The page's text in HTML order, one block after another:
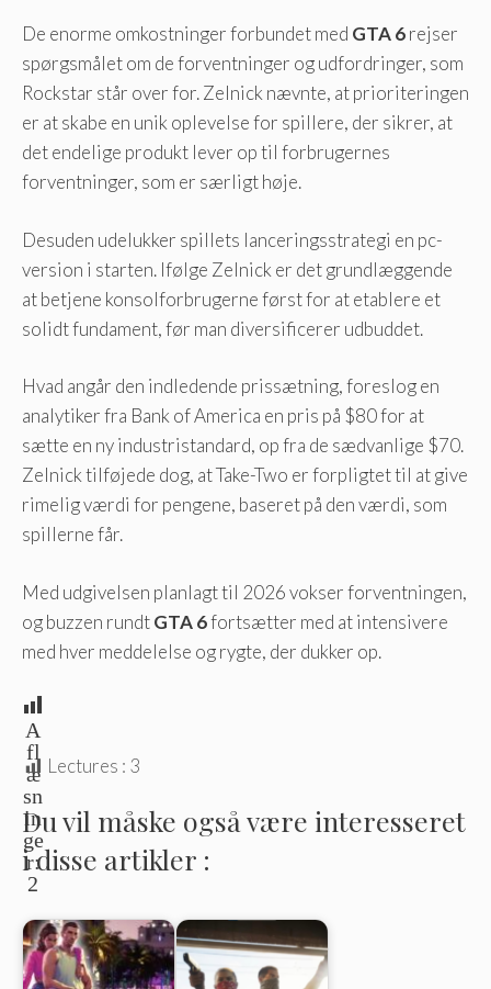
De enorme omkostninger forbundet med GTA 6rejser
spørgsmålet om de forventninger og udfordringer, som
Rockstar står over for. Zelnick nævnte, at prioriteringen
er at skabe en unik oplevelse for spillere, der sikrer, at
det endelige produkt lever op til forbrugernes
forventninger, som er særligt høje.
Desuden udelukker spillets lanceringsstrategi en pc-
version i starten. Ifølge Zelnick er det grundlæggende
at betjene konsolforbrugerne først for at etablere et
solidt fundament, før man diversificerer udbuddet.
Hvad angår den indledende prissætning, foreslog en
analytiker fra Bank of America en pris på $80 for at
sætte en ny industristandard, op fra de sædvanlige $70.
Zelnick tilføjede dog, at Take-Two er forpligtet til at give
rimelig værdi for pengene, baseret på den værdi, som
spillerne får.
Med udgivelsen planlagt til 2026 vokser forventningen,
og buzzen rundtGTA 6fortsætter med at intensivere
med hver meddelelse og rygte, der dukker op.
A
fl
æ
sn
in
ge
r:
2
Lectures : 3
Du vil måske også være interesseret
i disse artikler :